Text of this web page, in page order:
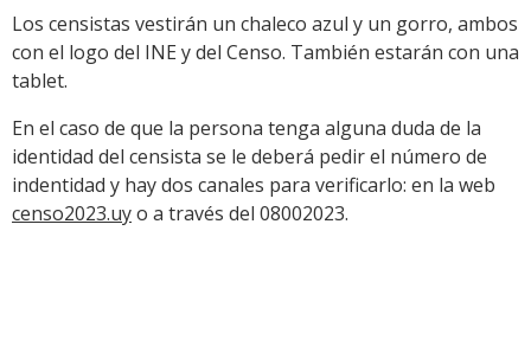
Los censistas vestirán un chaleco azul y un gorro, ambos
con el logo del INE y del Censo. También estarán con una
tablet.
En el caso de que la persona tenga alguna duda de la
identidad del censista se le deberá pedir el número de
indentidad y hay dos canales para verificarlo: en la web
censo2023.uyo a través del 08002023.